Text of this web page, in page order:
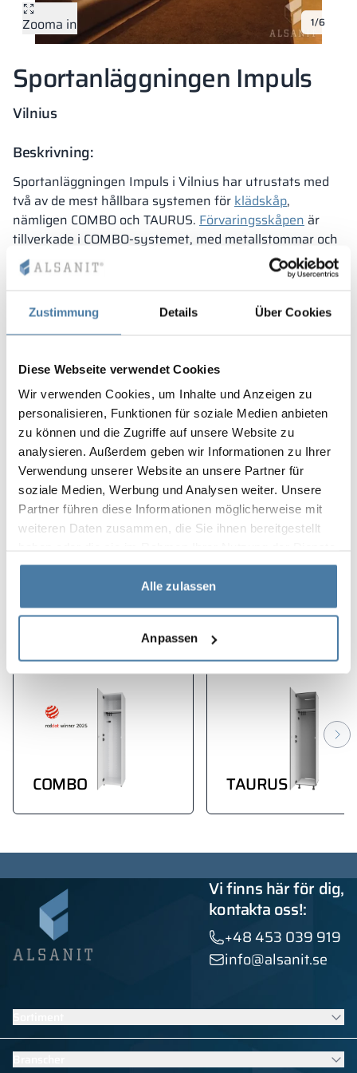
Zustimmung Details Über Cookies
Diese Webseite verwendet Cookies
Wir verwenden Cookies, um Inhalte und Anzeigen zu
personalisieren, Funktionen für soziale Medien anbieten
zu können und die Zugriffe auf unsere Website zu
analysieren. Außerdem geben wir Informationen zu Ihrer
Verwendung unserer Website an unsere Partner für
soziale Medien, Werbung und Analysen weiter. Unsere
Partner führen diese Informationen möglicherweise mit
weiteren Daten zusammen, die Sie ihnen bereitgestellt
gesammelt haben.
Alle zulassen
Anpassen
Vela
metallskåp
Bänkar och
Rumsavdelare
Lamele
Altus
L-formade skåp
1/6
Zooma in
Sportanläggningen Impuls
Vilnius
Beskrivning:
Sportanläggningen Impuls i Vilnius har utrustats med
två av de mest hållbara systemen förklädskåp,
nämligen COMBO och TAURUS. Förvaringsskåpenär
tillverkade i COMBO-systemet, med metallstommar och
dörrar i HPL-laminat – vilket minskar vikten på det
flerfackade skåpet.
är tillverkade i TAURUS-
Denna extremt slitstarka duo garanterar långvarig
användning. Skåpfronterna i träimitation ger lokalerna
HPL-dörrarna skapar också en enhetlig design trots att
två olika skåpsystem används.
Projektets egenskaper:
omfattande tjänsteutförande
solid konstruktion
tidlös design
Produkter som används i
projektet
COMBO TAURUS
Vi finns här för dig,
kontakta oss!:
+48 453 039 919
info@alsanit.se
Skåp
Sanitära kabiner